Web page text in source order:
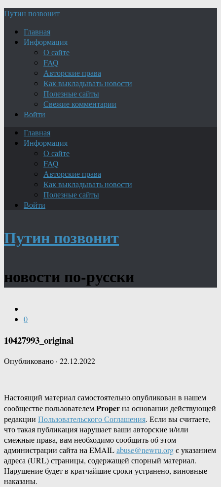
Путин позвонит
Главная
Информация
О сайте
FAQ
Авторские права
Как выкладывать новости
Полезные сайты
Свежие комментарии
Войти
Главная
Информация
О сайте
FAQ
Авторские права
Как выкладывать новости
Полезные сайты
Войти
Путин позвонит
новости по-русски
0
10427993_original
Опубликовано · 22.12.2022
Настоящий материал самостоятельно опубликован в нашем
сообществе пользователемProperна основании действующей
редакции Пользовательского Соглашения. Если вы считаете,
что такая публикация нарушает ваши авторские и/или
смежные права, вам необходимо сообщить об этом
администрации сайта на EMAILabuse@newru.orgс указанием
адреса (URL) страницы, содержащей спорный материал.
Нарушение будет в кратчайшие сроки устранено, виновные
наказаны.